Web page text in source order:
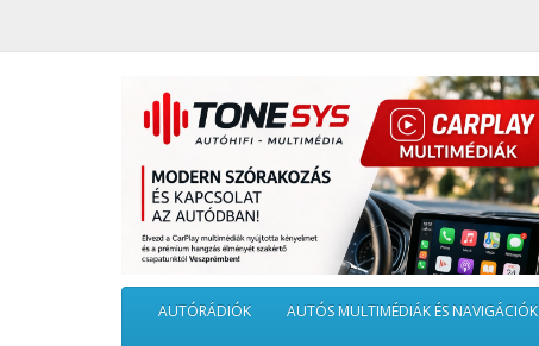
AUTÓRÁDIÓK AUTÓS MULTIMÉDIÁK ÉS NAVIGÁCIÓK